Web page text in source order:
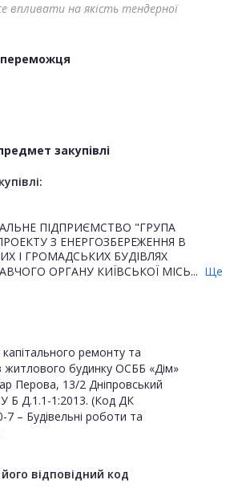
впливати на якість тендерної
переможця
закупівлі
ПІДПРИЄМСТВО "ГРУПА
З ЕНЕРГОЗБЕРЕЖЕННЯ В
І ГРОМАДСЬКИХ БУДІВЛЯХ
ОРГАНУ КИЇВСЬКОЇ МІСЬ... Ще
ремонту та
житлового будинку ОСББ «Дім»
Перова, 13/2 Дніпровський
Б Д.1.1-1:2013. (Код ДК
7 – Будівельні роботи та
відповідний код